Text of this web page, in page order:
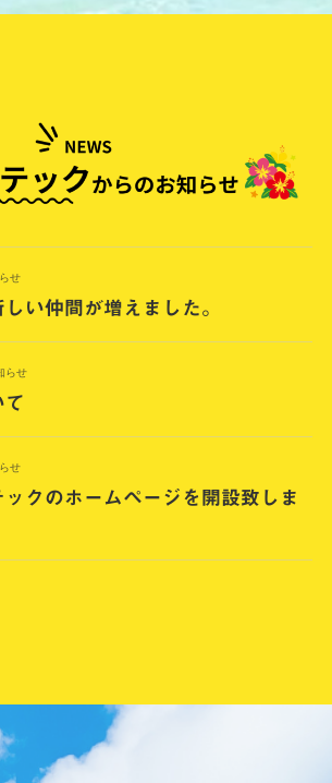
せ
しい仲間が増えました。
らせ
て
せ
クのホームページを開設致しま